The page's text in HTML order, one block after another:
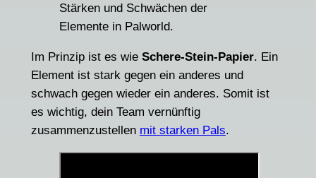
Stärken und Schwächen der
Elemente in Palworld.
Im Prinzip ist es wie Schere-Stein-Papier. Ein
Element ist stark gegen ein anderes und
schwach gegen wieder ein anderes. Somit ist
es wichtig, dein Team vernünftig
zusammenzustellen mit starken Pals.